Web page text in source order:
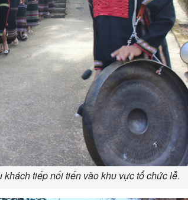
tiếp nối tiến vào khu vực tổ chức lễ.